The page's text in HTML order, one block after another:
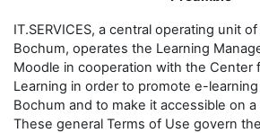
IT.SERVICES, a central operating unit
Bochum, operates the Learning
Moodle in cooperation with the Center
Learning in order to promote e-
Bochum and to make it accessible on
These general Terms of Use govern